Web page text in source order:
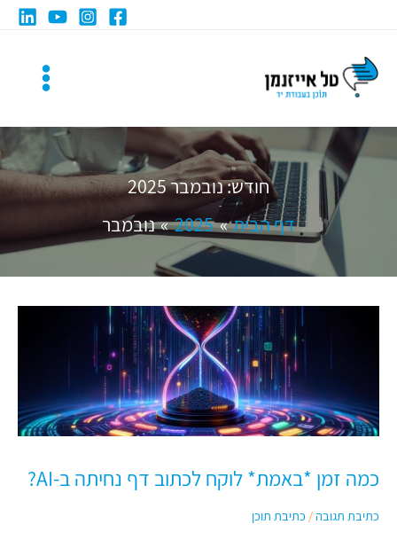
חודש:נובמבר 2025
דף הבית
2025 נובמבר
כמה זמן *באמת* לוקח לכתוב דף נחיתה ב-AI?
כתיבת תגובה/ כתיבת תוכן
לוקח
לכתוב
נחיתה